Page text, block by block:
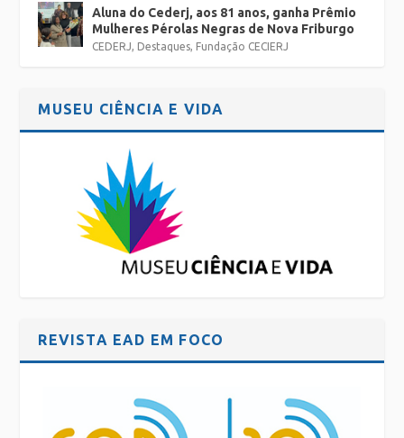
Aluna do Cederj, aos 81 anos, ganha Prêmio
Mulheres Pérolas Negras de Nova Friburgo
CEDERJ, Destaques, Fundação CECIERJ
MUSEU CIÊNCIA E VIDA
REVISTA EAD EM FOCO